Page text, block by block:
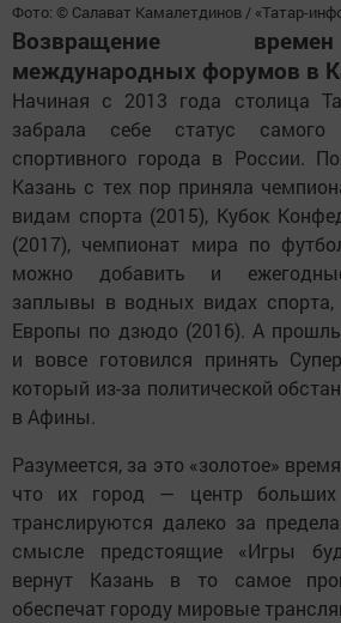
Фото: © Салават Камалетдинов / «Татар-
Возвращение
международных форумов в
Начиная с 2013 года столица
забрала себе статус самого
спортивного города в России.
Казань с тех пор приняла
видам спорта (2015), Кубок
(2017), чемпионат мира по
можно добавить и
заплывы в водных видах
Европы по дзюдо (2016). А
и вовсе готовился принять
который из-за политической
в Афины.
Разумеется, за это «золотое»
что их город — центр больших
транслируются далеко за
смысле предстоящие «Игры
вернут Казань в то самое
обеспечат городу мировые